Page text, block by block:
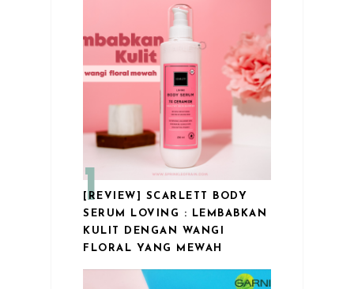
[REVIEW] SCARLETT BODY
SERUM LOVING : LEMBABKAN
KULIT DENGAN WANGI
FLORAL YANG MEWAH